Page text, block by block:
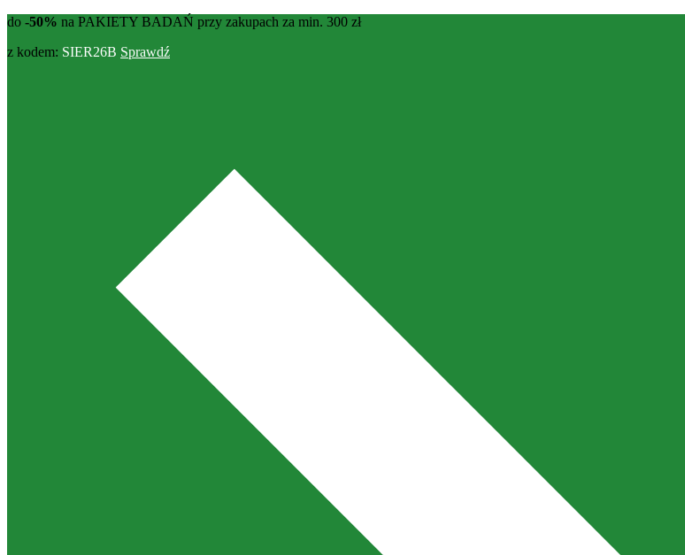
do -50% na PAKIETY BADAŃ przy zakupach za min. 300 zł
z kodem: SIER26B Sprawdź